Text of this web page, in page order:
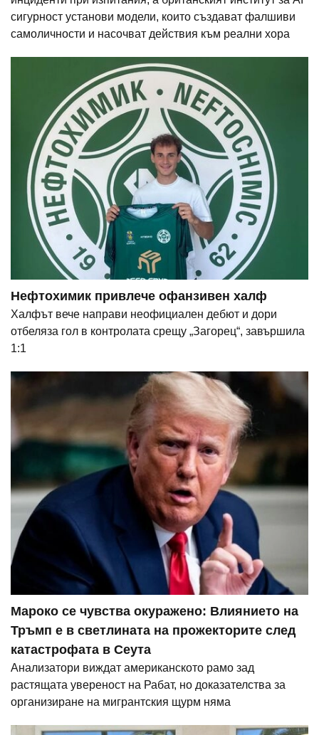
сигурност установи модели, които създават фалшиви
самоличности и насочват действия към реални хора
Нефтохимик привлече офанзивен халф
Халфът вече направи неофициален дебют и дори
отбеляза гол в контролата срещу „Загорец“, завършила
1:1
Мароко се чувства окуражено: Влиянието на
Тръмп е в светлината на прожекторите след
катастрофата в Сеута
Анализатори виждат американското рамо зад
растящата увереност на Рабат, но доказателства за
организиране на мигрантския щурм няма